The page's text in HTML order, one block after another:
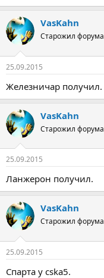
VasKahn
Старожил форума
25.09.2015
Железничар получил.
VasKahn
Старожил форума
25.09.2015
Ланжерон получил.
VasKahn
Старожил форума
25.09.2015
Спарта у cska5.